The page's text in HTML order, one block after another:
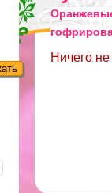
Ничего